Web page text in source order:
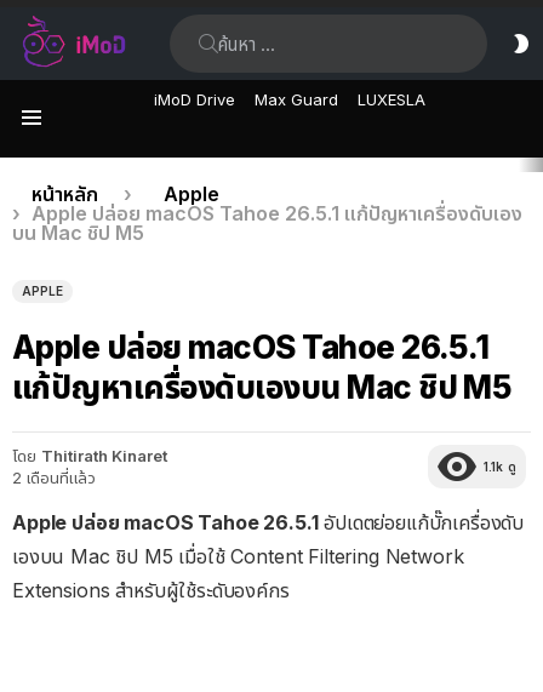
iMoD Drive Max Guard LUXESLA
เรื่อง
ล่าสุด
คุณอยู่ที่นี่:
หน้าหลัก
Apple
Apple ปล่อย macOS Tahoe 26.5.1 แก้ปัญหาเครื่องดับเอง
บน Mac ชิป M5
APPLE
Apple ปล่อย macOS Tahoe 26.5.1
แก้ปัญหาเครื่องดับเองบน Mac ชิป M5
โดย Thitirath Kinaret
2 เดือนที่แล้ว
1.1k ดู
Apple ปล่อย macOS Tahoe 26.5.1อัปเดตย่อยแก้บั๊กเครื่องดับ
เองบน Mac ชิป M5 เมื่อใช้ Content Filtering Network
Extensions สำหรับผู้ใช้ระดับองค์กร